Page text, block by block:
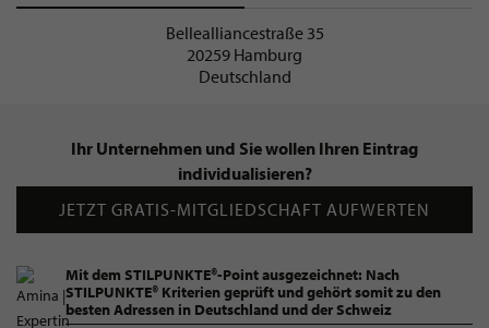
Bellealliancestraße 35
20259 Hamburg
Deutschland
Ihr Unternehmen und Sie wollen Ihren Eintrag
individualisieren?
JETZT GRATIS-MITGLIEDSCHAFT AUFWERTEN
Mit dem STILPUNKTE®-Point ausgezeichnet: Nach
STILPUNKTE® Kriterien geprüft und gehört somit zu den
besten Adressen in Deutschland und der Schweiz